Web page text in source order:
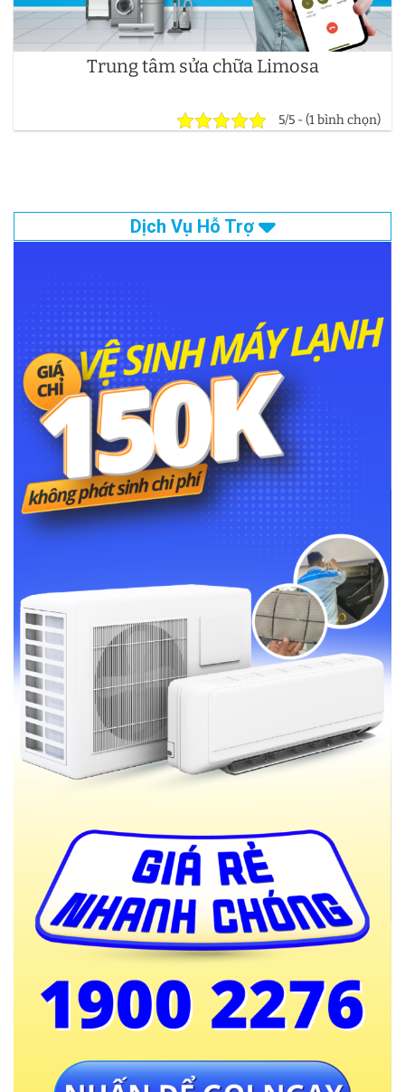
Trung tâm sửa chữa Limosa
5/5 - (1 bình chọn)
Dịch Vụ Hỗ Trợ